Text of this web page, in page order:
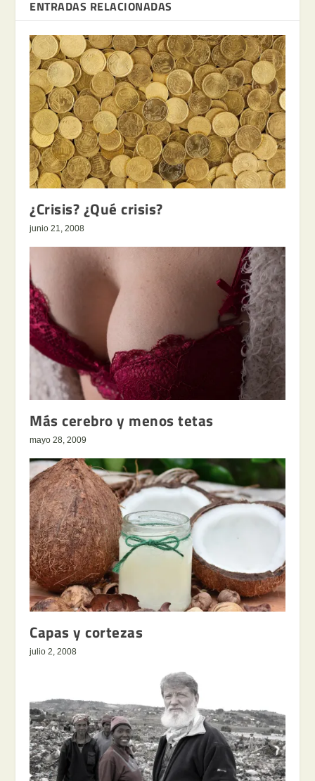
ENTRADAS RELACIONADAS
¿Crisis? ¿Qué crisis?
junio 21, 2008
Más cerebro y menos tetas
mayo 28, 2009
Capas y cortezas
julio 2, 2008